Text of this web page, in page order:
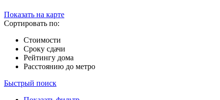
Показать на карте
Сортировать по:
Стоимости
Сроку сдачи
Рейтингу дома
Расстоянию до метро
Быстрый поиск